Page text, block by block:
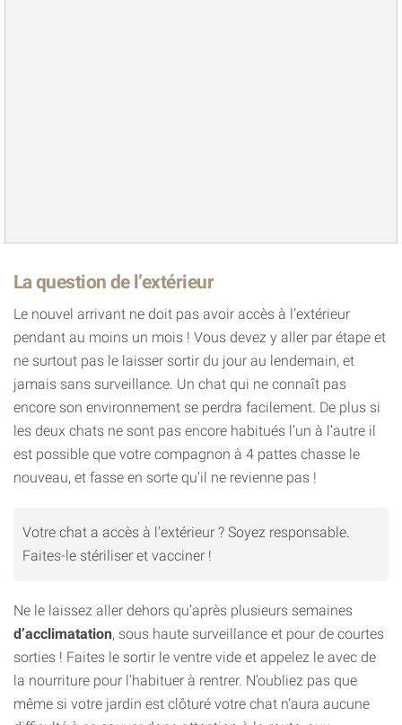
La question de l’extérieur
Le nouvel arrivant ne doit pas avoir accès à l’extérieur
pendant au moins un mois ! Vous devez y aller par étape et
ne surtout pas le laisser sortir du jour au lendemain, et
jamais sans surveillance. Un chat qui ne connaît pas
encore son environnement se perdra facilement. De plus si
les deux chats ne sont pas encore habitués l’un à l’autre il
est possible que votre compagnon à 4 pattes chasse le
nouveau, et fasse en sorte qu’il ne revienne pas !
Votre chat a accès à l'extérieur ? Soyez responsable.
Faites-le stériliser et vacciner !
Ne le laissez aller dehors qu’après plusieurs semaines
d’acclimatation, sous haute surveillance et pour de courtes
sorties ! Faites le sortir le ventre vide et appelez le avec de
la nourriture pour l’habituer à rentrer. N’oubliez pas que
même si votre jardin est clôturé votre chat n’aura aucune